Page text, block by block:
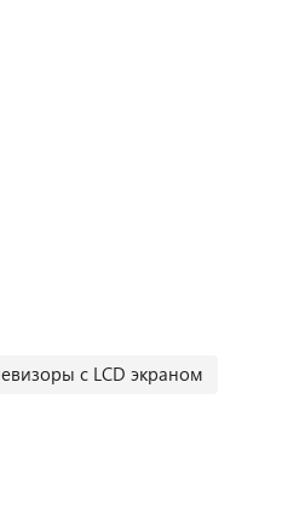
с LCD экраном